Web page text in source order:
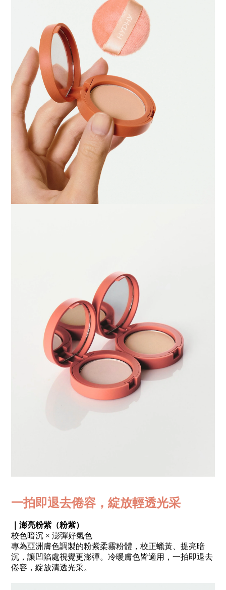
一拍即退去倦容，綻放輕透光采
｜澎亮粉紫（粉紫）
校色暗沉 × 澎彈好氣色
專為亞洲膚色調製的粉紫柔霧粉體，校正蠟黃、提亮暗
沉，讓凹陷處視覺更澎彈。冷暖膚色皆適用，一拍即退去
倦容，綻放清透光采。